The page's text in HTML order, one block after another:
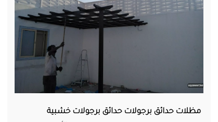
مظلات حدائق برجولات حدائق برجولات خشبية